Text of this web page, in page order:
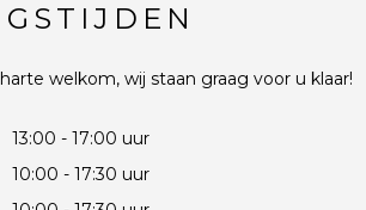
welkom, wij staan graag voor u klaar!
13:00 - 17:00 uur
10:00 - 17:30 uur